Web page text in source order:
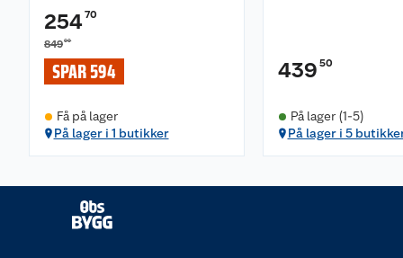
25470
84900
SPAR 594
Få på lager
På lager i 1 butikker
439 50
På lager (1-5)
På lager i 5